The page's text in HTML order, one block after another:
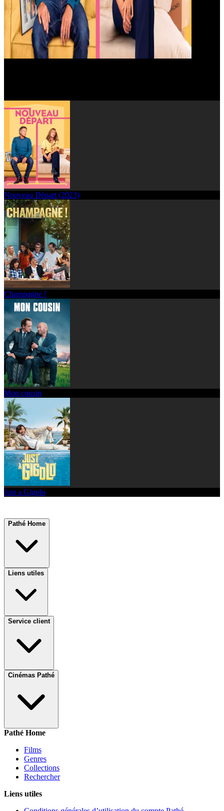
Nouveau Départ (2023)
Champagne !
Mon cousin
Just a Gigolo
Pathé Home
Liens utiles
Service client
Cinémas Pathé
Pathé Home
Films
Genres
Collections
Rechercher
Liens utiles